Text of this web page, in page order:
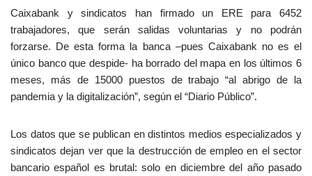
Caixabank y sindicatos han firmado un ERE para 6452
trabajadores, que serán salidas voluntarias y no podrán
forzarse. De esta forma la banca –pues Caixabank no es el
único banco que despide- ha borrado del mapa en los últimos 6
meses, más de 15000 puestos de trabajo “al abrigo de la
pandemia y la digitalización”, según el “Diario Público”.
Los datos que se publican en distintos medios especializados y
sindicatos dejan ver que la destrucción de empleo en el sector
bancario español es brutal: solo en diciembre del año pasado